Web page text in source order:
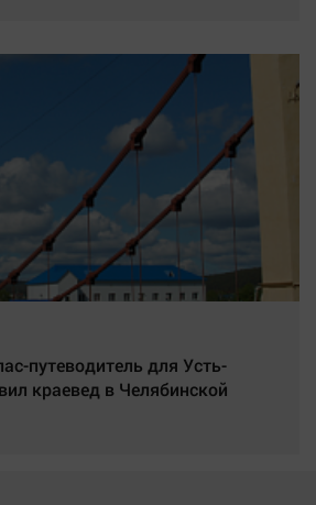
путеводитель для Усть-
краевед в Челябинской